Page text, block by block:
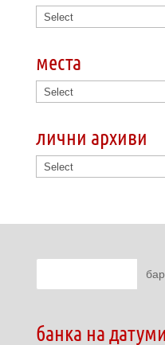
места
лични архиви
банка на датуми